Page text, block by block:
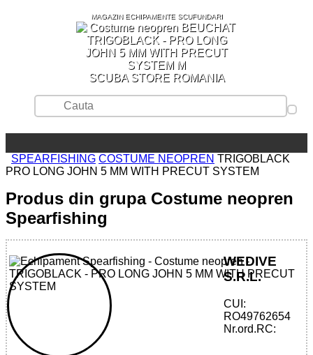
MAGAZIN ECHIPAMENTE SCUFUNDARI
SCUBA STORE ROMANIA
SPEARFISHING COSTUME NEOPREN TRIGOBLACK
PRO LONG JOHN 5 MM WITH PRECUT SYSTEM
Produs din grupa Costume neopren
Spearfishing
32785561652 - TRIGOBLACK - PRO
LONG JOHN 5 MM WITH PRECUT
SYSTEM
WEDIVE
S.R.L.
CUI:
RO49762654
Nr.ord.RC: